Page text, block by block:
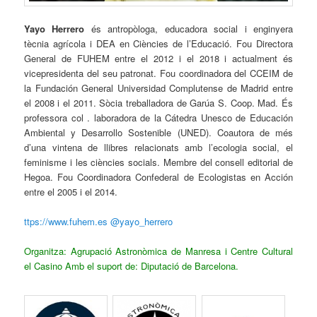
Yayo Herrero és antropòloga, educadora social i enginyera
tècnia agrícola i DEA en Ciències de l’Educació. Fou Directora
General de FUHEM entre el 2012 i el 2018 i actualment és
vicepresidenta del seu patronat. Fou coordinadora del CCEIM de
la Fundación General Universidad Complutense de Madrid entre
el 2008 i el 2011. Sòcia treballadora de Garúa S. Coop. Mad. És
professora col . laboradora de la Cátedra Unesco de Educación
Ambiental y Desarrollo Sostenible (UNED). Coautora de més
d’una vintena de llibres relacionats amb l’ecologia social, el
feminisme i les ciències socials. Membre del consell editorial de
Hegoa. Fou Coordinadora Confederal de Ecologistas en Acción
entre el 2005 i el 2014.
ttps://www.fuhem.es @yayo_herrero
Organitza: Agrupació Astronòmica de Manresa i Centre Cultural
el Casino Amb el suport de: Diputació de Barcelona.